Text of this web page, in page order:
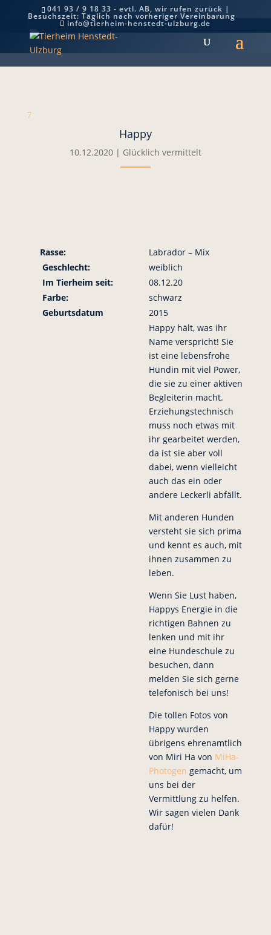
041 93 / 9 18 33 - evtl. AB, wir rufen zurück |
Besuchszeit: Täglich nach vorheriger Vereinbarung
info@tierheim-henstedt-ulzburg.de
Happy
7
Happy
10.12.2020| Glücklich vermittelt
Rasse:
Labrador – Mix
Geschlecht:
weiblich
Im Tierheim seit:
08.12.20
Farbe:
schwarz
Geburtsdatum
2015
Happy hält, was ihr
Name verspricht! Sie
ist eine lebensfrohe
Hündin mit viel Power,
die sie zu einer aktiven
Begleiterin macht.
Erziehungstechnisch
muss noch etwas mit
ihr gearbeitet werden,
da ist sie aber voll
dabei, wenn vielleicht
auch das ein oder
andere Leckerli abfällt.
Mit anderen Hunden
versteht sie sich prima
und kennt es auch, mit
ihnen zusammen zu
leben.
Wenn Sie Lust haben,
Happys Energie in die
richtigen Bahnen zu
lenken und mit ihr
eine Hundeschule zu
besuchen, dann
melden Sie sich gerne
telefonisch bei uns!
Die tollen Fotos von
Happy wurden
übrigens ehrenamtlich
von Miri Ha von MiHa-
Photogen gemacht, um
uns bei der
Vermittlung zu helfen.
Wir sagen vielen Dank
dafür!